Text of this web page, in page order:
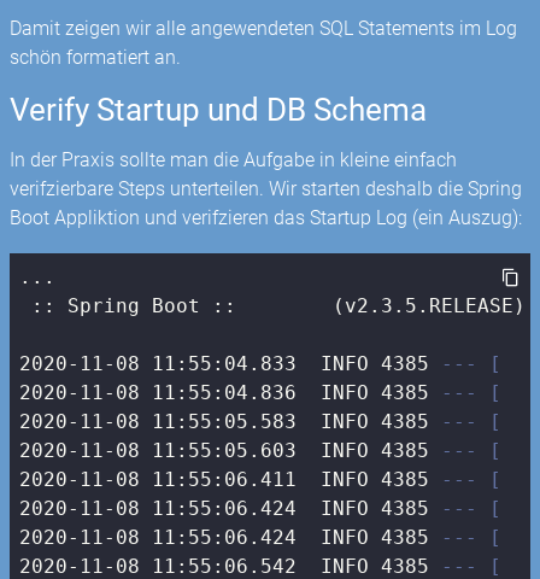
Damit zeigen wir alle angewendeten SQL Statements im Log
schön formatiert an.
Verify Startup und DB Schema
In der Praxis sollte man die Aufgabe in kleine einfach
verifzierbare Steps unterteilen. Wir starten deshalb die Spring
Boot Appliktion und verifzieren das Startup Log (ein Auszug):
...
:: Spring Boot ::        (v2.3.5.RELEASE)
2020-11-08 11:55:04.833  INFO 4385 --- [
2020-11-08 11:55:04.836  INFO 4385 --- [
2020-11-08 11:55:05.583  INFO 4385 --- [
2020-11-08 11:55:05.603  INFO 4385 --- [
2020-11-08 11:55:06.411  INFO 4385 --- [
2020-11-08 11:55:06.424  INFO 4385 --- [
2020-11-08 11:55:06.424  INFO 4385 --- [
2020-11-08 11:55:06.542  INFO 4385 --- [